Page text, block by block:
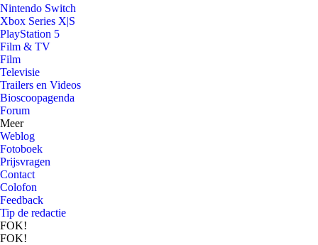
Nintendo Switch
Xbox Series X|S
PlayStation 5
Film & TV
Film
Televisie
Trailers en Videos
Bioscoopagenda
Forum
Meer
Weblog
Fotoboek
Prijsvragen
Contact
Colofon
Feedback
Tip de redactie
FOK!
FOK!